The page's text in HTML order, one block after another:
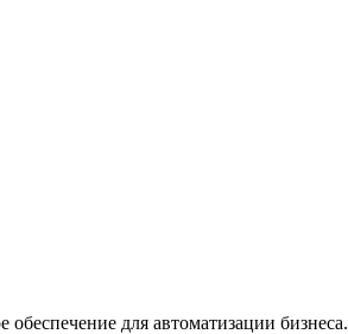
для автоматизации бизнеса.